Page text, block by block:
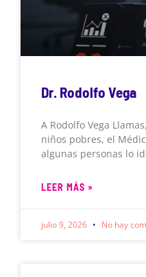
Dr. Rodolfo Vega
A Rodolfo Vega
niños pobres, el
algunas personas lo
LEER MÁS »
julio 9, 2026 No hay